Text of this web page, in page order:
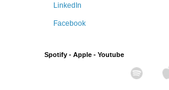
LinkedIn
Facebook
Spotify - Apple - Youtube